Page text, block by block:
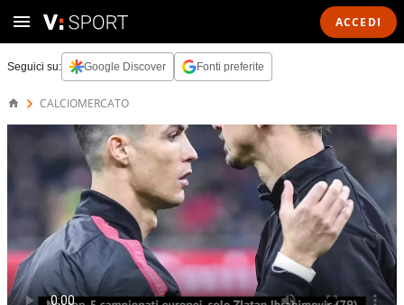
ACCEDI
Seguici su: Google Discover Fonti preferite
CALCIOMERCATO